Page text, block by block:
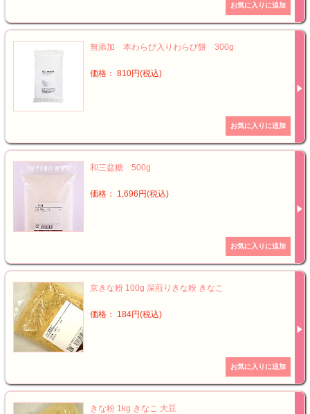
無添加 本わらび入りわらび餅 300g
価格： 810円(税込)
和三盆糖 500g
価格： 1,696円(税込)
京きな粉 100g 深煎りきな粉 きなこ
価格： 184円(税込)
きな粉 1kg きなこ 大豆